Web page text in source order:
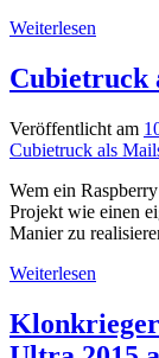
Weiterlesen
die
Pi
Hole
Cubietruck
Veröffentlicht am
Cubietruck als
Wem ein
Projekt wie einen
Manier zu
Weiterlesen